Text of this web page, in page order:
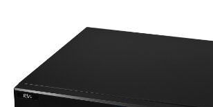
CVI Регистраторы